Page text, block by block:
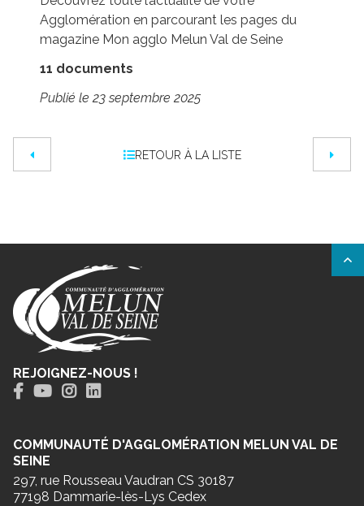
Agglomération en parcourant les pages du
magazine Mon agglo Melun Val de Seine
11 documents
Publié le 23 septembre 2025
RETOUR À LA LISTE
REJOIGNEZ-NOUS !
COMMUNAUTÉ D'AGGLOMÉRATION MELUN VAL DE
SEINE
297, rue Rousseau Vaudran CS 30187
77198 Dammarie-lès-Lys Cedex